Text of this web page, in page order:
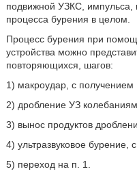
подвижной УЗКС, импульса,
процесса бурения в целом.
Процесс бурения при
устройства можно
повторяющихся, шагов:
1) макроудар, с получением
2) дробление УЗ
3) вынос продуктов
4) ультразвуковое бурение,
5) переход на п. 1.